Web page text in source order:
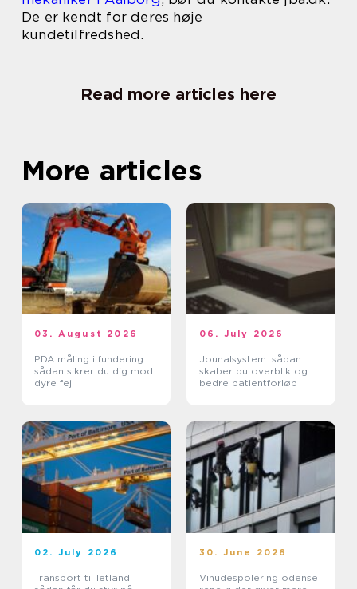
De er kendt for deres høje
kundetilfredshed.
Read more articles here
More articles
03. August 2026
PDA måling i fundering:
sådan sikrer du dig mod
dyre fejl
06. July 2026
Jounalsystem: sådan
skaber du overblik og
bedre patientforløb
02. July 2026
Transport til letland
30. June 2026
Vinudespolering odense